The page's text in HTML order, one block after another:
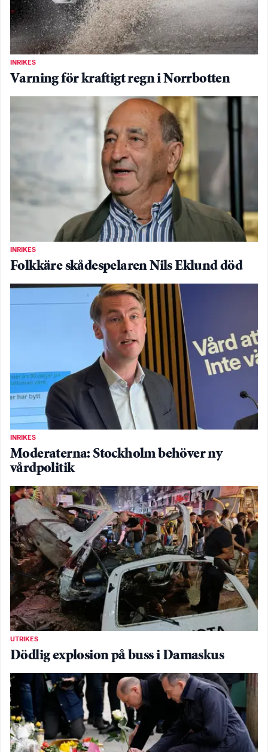
INRIKES
Varning för kraftigt regn i Norrbotten
INRIKES
Folkkäre skådespelaren Nils Eklund död
INRIKES
Moderaterna: Stockholm behöver ny
vårdpolitik
UTRIKES
Dödlig explosion på buss i Damaskus